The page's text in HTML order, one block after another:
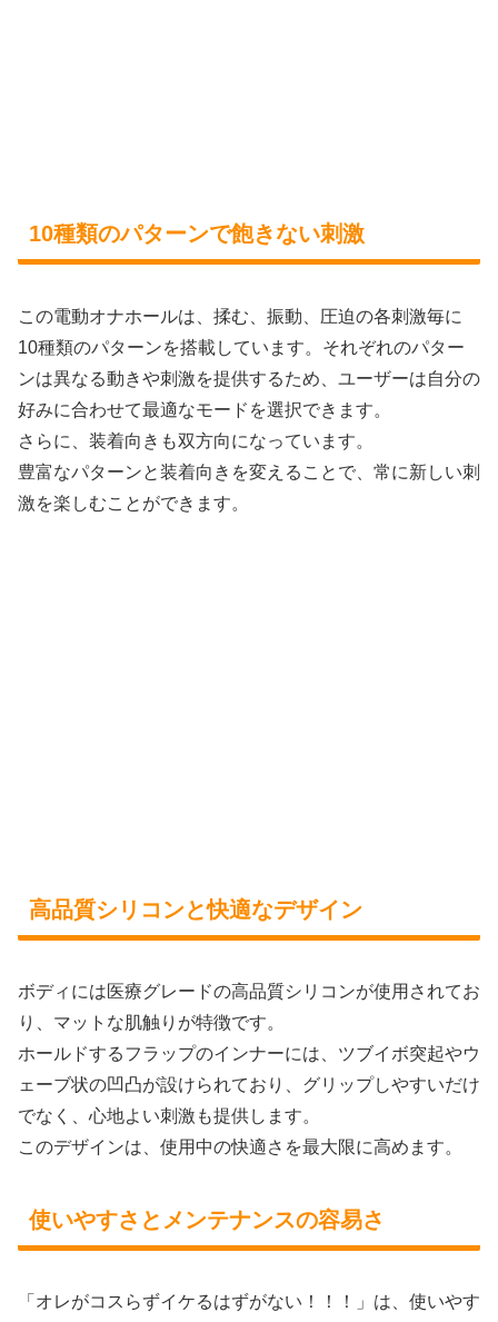
10種類のパターンで飽きない刺激
この電動オナホールは、揉む、振動、圧迫の各刺激毎に
10種類のパターンを搭載しています。それぞれのパター
ンは異なる動きや刺激を提供するため、ユーザーは自分の
好みに合わせて最適なモードを選択できます。
さらに、装着向きも双方向になっています。
豊富なパターンと装着向きを変えることで、常に新しい刺
激を楽しむことができます。
高品質シリコンと快適なデザイン
ボディには医療グレードの高品質シリコンが使用されてお
り、マットな肌触りが特徴です。
ホールドするフラップのインナーには、ツブイボ突起やウ
ェーブ状の凹凸が設けられており、グリップしやすいだけ
でなく、心地よい刺激も提供します。
このデザインは、使用中の快適さを最大限に高めます。
使いやすさとメンテナンスの容易さ
「オレがコスらずイケるはずがない！！！」は、使いやす